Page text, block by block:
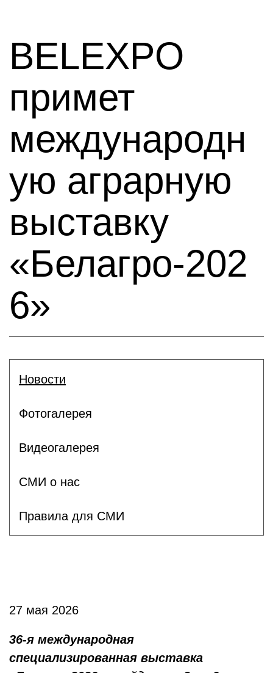
BELEXPO
примет
международн
ую аграрную
выставку
«Белагро-202
6»
Новости
Фотогалерея
Видеогалерея
СМИ о нас
Правила для СМИ
27 мая 2026
36-я международная
специализированная выставка